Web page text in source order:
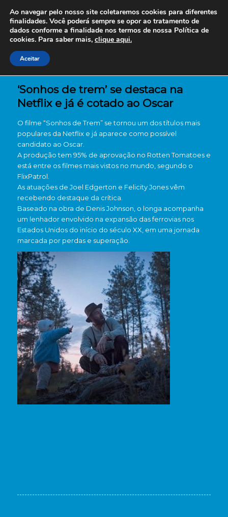
‘Sonhos de trem’ se destaca na
Netflix e já é cotado ao Oscar
O filme “Sonhos de Trem” se tornou um dos títulos mais
populares da Netflix e já aparece como possível
candidato ao Oscar.
A produção tem 95% de aprovação no Rotten Tomatoes e
está entre os filmes mais vistos no mundo, segundo o
FlixPatrol.
As atuações de Joel Edgerton e Felicity Jones vêm
recebendo destaque da crítica.
Baseado na obra de Denis Johnson, o longa acompanha
um lenhador envolvido na expansão das ferrovias nos
Estados Unidos do início do século XX, em uma jornada
marcada por perdas e superação.
Ao navegar pelo nosso site coletaremos cookies para diferentes
finalidades. Você poderá sempre se opor ao tratamento de
dados conforme a finalidade nos termos de nossa Política de
cookies. Para saber mais, clique aqui.
Aceitar